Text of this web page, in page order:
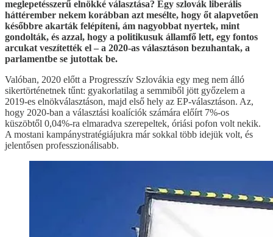
meglepetésszerű elnökké választása? Egy szlovák liberális
háttérember nekem korábban azt mesélte, hogy őt alapvetően
későbbre akarták felépíteni, ám nagyobbat nyertek, mint
gondolták, és azzal, hogy a politikusuk államfő lett, egy fontos
arcukat veszítették el – a 2020-as választáson bezuhantak, a
parlamentbe se jutottak be.
Valóban, 2020 előtt a Progresszív Szlovákia egy meg nem álló
sikertörténetnek tűnt: gyakorlatilag a semmiből jött győzelem a
2019-es elnökválasztáson, majd első hely az EP-választáson. Az,
hogy 2020-ban a választási koalíciók számára előírt 7%-os
küszöbtől 0,04%-ra elmaradva szerepeltek, óriási pofon volt nekik.
A mostani kampánystratégiájukra már sokkal több idejük volt, és
jelentősen professzionálisabb.